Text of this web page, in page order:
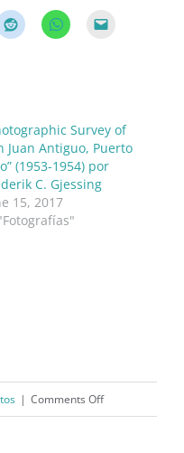
Survey of
Juan Antiguo, Puerto
(1953-1954) por
C. Gjessing
15, 2017
| Comments Offon